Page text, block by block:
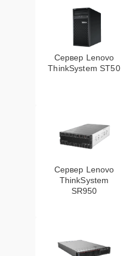
Сервер Lenovo
ThinkSystem ST50
Сервер Lenovo
ThinkSystem
SR950